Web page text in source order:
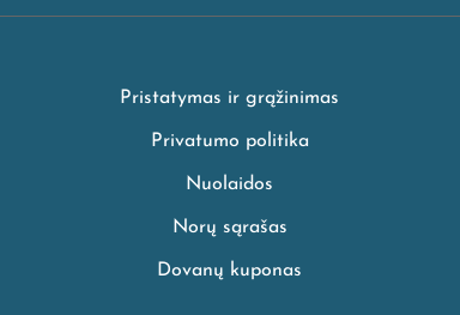
Pristatymas ir grąžinimas
Privatumo politika
Nuolaidos
Norų sąrašas
Dovanų kuponas